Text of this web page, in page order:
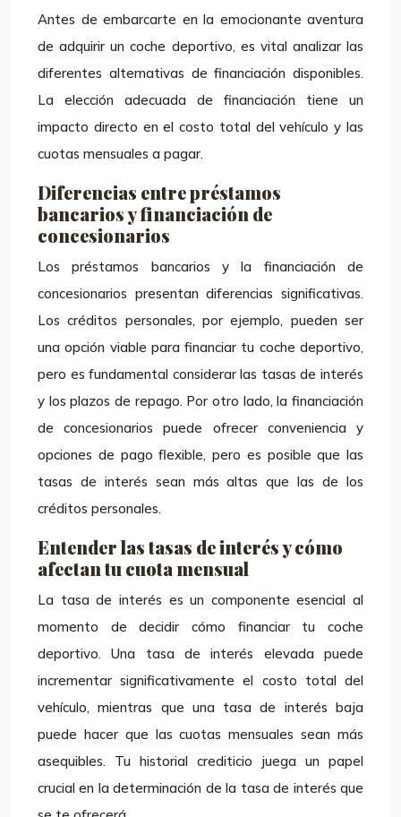
Antes de embarcarte en la emocionante aventura
de adquirir un coche deportivo, es vital analizar las
diferentes alternativas de financiación disponibles.
La elección adecuada de financiación tiene un
impacto directo en el costo total del vehículo y las
cuotas mensuales a pagar.
Diferencias entre préstamos
bancarios y financiación de
concesionarios
Los préstamos bancarios y la financiación de
concesionarios presentan diferencias significativas.
Los créditos personales, por ejemplo, pueden ser
una opción viable para financiar tu coche deportivo,
pero es fundamental considerar las tasas de interés
y los plazos de repago. Por otro lado, la financiación
de concesionarios puede ofrecer conveniencia y
opciones de pago flexible, pero es posible que las
tasas de interés sean más altas que las de los
créditos personales.
Entender las tasas de interés y cómo
afectan tu cuota mensual
La tasa de interés es un componente esencial al
momento de decidir cómo financiar tu coche
deportivo. Una tasa de interés elevada puede
incrementar significativamente el costo total del
vehículo, mientras que una tasa de interés baja
puede hacer que las cuotas mensuales sean más
asequibles. Tu historial crediticio juega un papel
crucial en la determinación de la tasa de interés que